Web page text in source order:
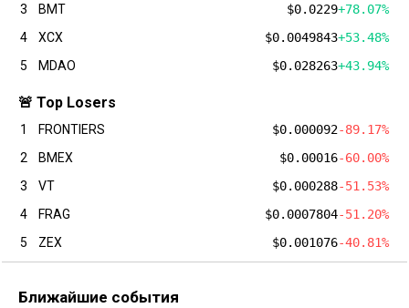
3
BMT $0.0229+78.07%
4
XCX $0.0049843+53.48%
5
MDAO $0.028263+43.94%
🚨 Top Losers
1 FRONTIERS $0.000092-89.17%
2
BMEX $0.00016-60.00%
3
VT $0.000288-51.53%
4
FRAG $0.0007804-51.20%
5
ZEX $0.001076-40.81%
Ближайшие события